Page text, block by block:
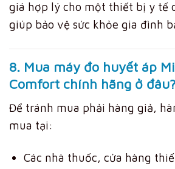
giá hợp lý cho một thiết bị y tế
giúp bảo vệ sức khỏe gia đình
8. Mua máy đo huyết áp
Comfort chính hãng ở đâu?
Để tránh mua phải hàng giả,
mua tại:
Các nhà thuốc, cửa hàng